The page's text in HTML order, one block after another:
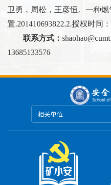
卫勇，周松，王彦恒。一种
置.201410693822.2.授权时间：
联系方式：
13685133576
相关单位